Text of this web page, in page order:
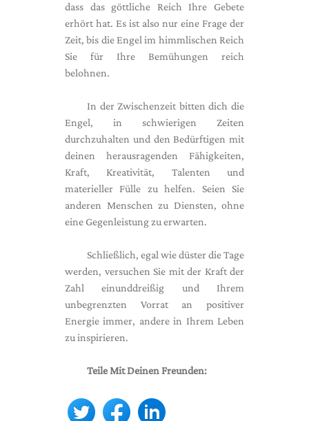
dass das göttliche Reich Ihre Gebete
erhört hat. Es ist also nur eine Frage der
Zeit, bis die Engel im himmlischen Reich
Sie für Ihre Bemühungen reich
belohnen.
In der Zwischenzeit bitten dich die
Engel, in schwierigen Zeiten
durchzuhalten und den Bedürftigen mit
deinen herausragenden Fähigkeiten,
Kraft, Kreativität, Talenten und
materieller Fülle zu helfen. Seien Sie
anderen Menschen zu Diensten, ohne
eine Gegenleistung zu erwarten.
Schließlich, egal wie düster die Tage
werden, versuchen Sie mit der Kraft der
Zahl einunddreißig und Ihrem
unbegrenzten Vorrat an positiver
Energie immer, andere in Ihrem Leben
zu inspirieren.
Teile Mit Deinen Freunden: